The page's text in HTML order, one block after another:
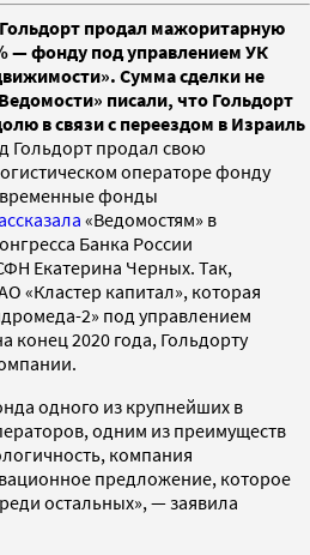
продал мажоритарную
— фонду под управлением УК
Сумма сделки не
писали, что Гольдорт
в связи с переездом в Израиль
Гольдорт продал свою
операторе фонду
фонды
«Ведомостям» в
Банка России
Екатерина Черных. Так,
«Кластер капитал», которая
2» под управлением
2020 года, Гольдорту
одного из крупнейших в
одним из преимуществ
компания
предложение, которое
остальных», — заявила